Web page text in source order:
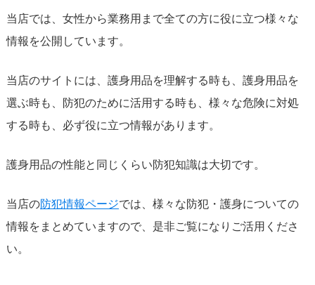
当店では、女性から業務用まで全ての方に役に立つ様々な
情報を公開しています。
当店のサイトには、護身用品を理解する時も、護身用品を
選ぶ時も、防犯のために活用する時も、様々な危険に対処
する時も、必ず役に立つ情報があります。
護身用品の性能と同じくらい防犯知識は大切です。
当店の防犯情報ページでは、様々な防犯・護身についての
情報をまとめていますので、是非ご覧になりご活用くださ
い。